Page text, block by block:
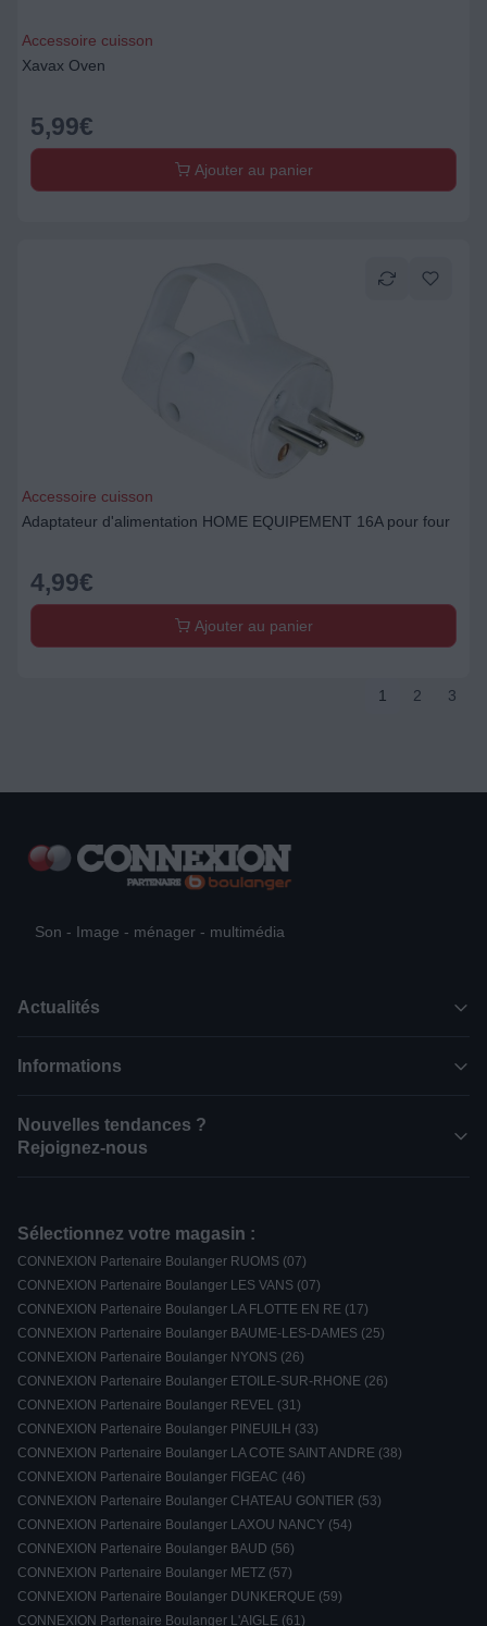
Accessoire cuisson
Xavax Oven
5,99€
Ajouter au panier
Accessoire cuisson
Adaptateur d'alimentation HOME EQUIPEMENT 16A pour four
4,99€
Ajouter au panier
1 2 3
Son - Image - ménager - multimédia
Actualités
Informations
Nouvelles tendances ?
Rejoignez-nous
Sélectionnez votre magasin :
CONNEXION Partenaire Boulanger RUOMS (07)
CONNEXION Partenaire Boulanger LES VANS (07)
CONNEXION Partenaire Boulanger LA FLOTTE EN RE (17)
CONNEXION Partenaire Boulanger BAUME-LES-DAMES (25)
CONNEXION Partenaire Boulanger NYONS (26)
CONNEXION Partenaire Boulanger ETOILE-SUR-RHONE (26)
CONNEXION Partenaire Boulanger REVEL (31)
CONNEXION Partenaire Boulanger PINEUILH (33)
CONNEXION Partenaire Boulanger LA COTE SAINT ANDRE (38)
CONNEXION Partenaire Boulanger FIGEAC (46)
CONNEXION Partenaire Boulanger CHATEAU GONTIER (53)
CONNEXION Partenaire Boulanger LAXOU NANCY (54)
CONNEXION Partenaire Boulanger BAUD (56)
CONNEXION Partenaire Boulanger METZ (57)
CONNEXION Partenaire Boulanger DUNKERQUE (59)
CONNEXION Partenaire Boulanger L'AIGLE (61)